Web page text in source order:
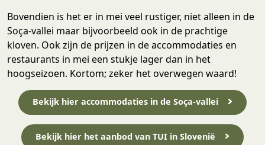
Bovendien is het er in mei veel rustiger, niet alleen in de
Soça-vallei maar bijvoorbeeld ook in de prachtige
kloven. Ook zijn de prijzen in de accommodaties en
restaurants in mei een stukje lager dan in het
hoogseizoen. Kortom; zeker het overwegen waard!
Bekijk hier accommodaties in de Soça-vallei
Bekijk hier het aanbod van TUI in Slovenië